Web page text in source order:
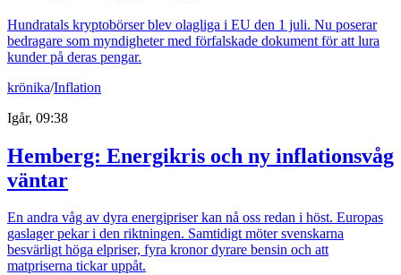
Hundratals kryptobörser blev olagliga i EU den 1 juli. Nu poserar
bedragare som myndigheter med förfalskade dokument för att lura
kunder på deras pengar.
krönika/Inflation
Igår, 09:38
Hemberg: Energikris och ny inflationsvåg
väntar
En andra våg av dyra energipriser kan nå oss redan i höst. Europas
gaslager pekar i den riktningen. Samtidigt möter svenskarna
besvärligt höga elpriser, fyra kronor dyrare bensin och att
matpriserna tickar uppåt.